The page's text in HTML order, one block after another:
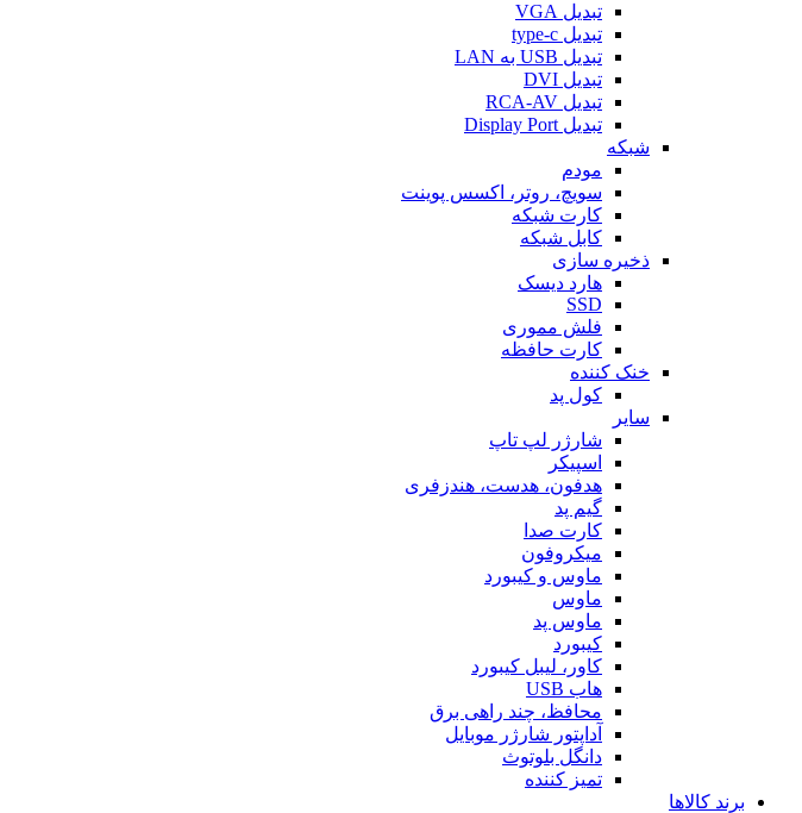
تبدیل VGA
تبدیل type-c
تبدیل USB به LAN
تبدیل DVI
تبدیل RCA-AV
تبدیل Display Port
شبکه
مودم
سویچ، روتر، اکسس پوینت
کارت شبکه
کابل شبکه
ذخیره سازی
هارد دیسک
SSD
فلش مموری
کارت حافظه
خنک کننده
کول پد
سایر
شارژر لپ تاپ
اسپیکر
هدفون، هدست، هندزفری
گیم پد
کارت صدا
میکروفون
ماوس و کیبورد
ماوس
ماوس پد
کیبورد
کاور، لیبل کیبورد
هاب USB
محافظ، چند راهی برق
آداپتور شارژر موبایل
دانگل بلوتوث
تمیز کننده
برند کالاها